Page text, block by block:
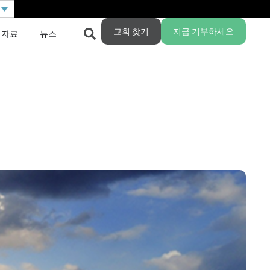
료 뉴스 교회 찾기 지금 기부하세요